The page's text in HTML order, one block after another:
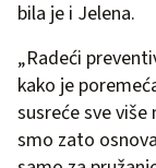
bila je i Jelena.
„Radeći
kako je
susreće sve
smo zato